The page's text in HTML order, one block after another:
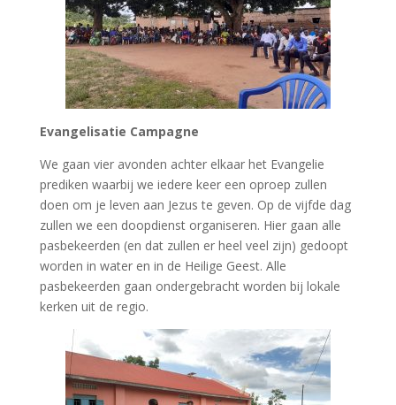
Evangelisatie Campagne
We gaan vier avonden achter elkaar het Evangelie
prediken waarbij we iedere keer een oproep zullen
doen om je leven aan Jezus te geven. Op de vijfde dag
zullen we een doopdienst organiseren. Hier gaan alle
pasbekeerden (en dat zullen er heel veel zijn) gedoopt
worden in water en in de Heilige Geest. Alle
pasbekeerden gaan ondergebracht worden bij lokale
kerken uit de regio.